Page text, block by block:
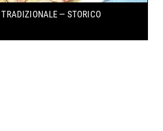
TRADIZIONALE — STORICO